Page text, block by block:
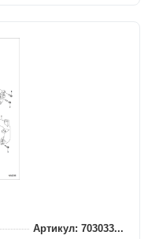
Артикул: 703033...